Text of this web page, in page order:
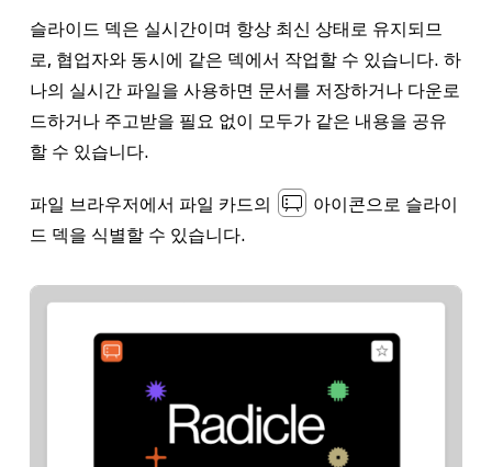
슬라이드 덱은 실시간이며 항상 최신 상태로 유지되므
로, 협업자와 동시에 같은 덱에서 작업할 수 있습니다. 하
나의 실시간 파일을 사용하면 문서를 저장하거나 다운로
드하거나 주고받을 필요 없이 모두가 같은 내용을 공유
할 수 있습니다.
파일 브라우저에서 파일 카드의
아이콘으로 슬라이
드 덱을 식별할 수 있습니다.